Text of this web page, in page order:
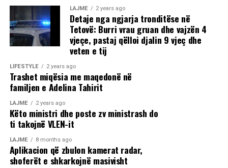
LAJME 2 years ago
Detaje nga ngjarja tronditëse në
Tetovë: Burri vrau gruan dhe vajzën 4
vjeçe, pastaj qëlloi djalin 9 vjeç dhe
veten e tij
LIFESTYLE 2 years ago
Trashet miqësia me maqedonë në
familjen e Adelina Tahirit
LAJME 2 years ago
Këto ministri dhe poste zv ministrash do
ti takojnë VLEN-it
LAJME 8 months ago
Aplikacion që zbulon kamerat radar,
shoferët e shkarkojnë masivisht